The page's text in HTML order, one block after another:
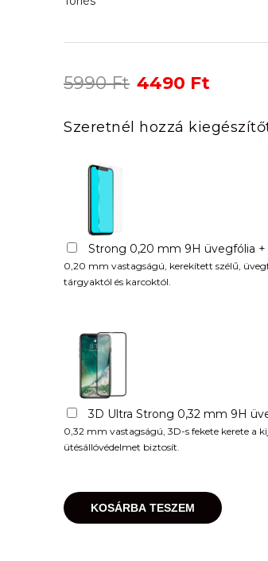
5990Ft Original
was:
5990 Ft.
4490 Ft
is:
4490
Szeretnél hozzá
Strong 0,20 mm 9H üvegfólia
0,20 mm vastagságú, kerekített szélű,
tárgyaktól és karcoktól.
3D Ultra Strong 0,32 mm 9H
0,32 mm vastagságú, 3D-s fekete kerete a
ütésállóvédelmet biztosít.
KOSÁRBA TESZEM